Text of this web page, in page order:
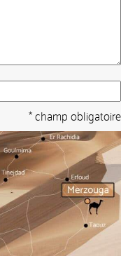
* champ obligatoire